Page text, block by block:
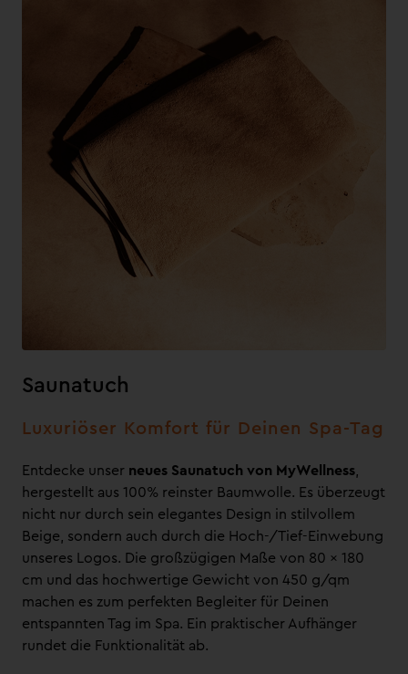
Saunatuch
Luxuriöser Komfort für Deinen Spa-Tag
Entdecke unser neues Saunatuch von MyWellness,
hergestellt aus 100% reinster Baumwolle. Es überzeugt
nicht nur durch sein elegantes Design in stilvollem
Beige, sondern auch durch die Hoch-/Tief-Einwebung
unseres Logos. Die großzügigen Maße von 80 x 180
cm und das hochwertige Gewicht von 450 g/qm
machen es zum perfekten Begleiter für Deinen
entspannten Tag im Spa. Ein praktischer Aufhänger
rundet die Funktionalität ab.